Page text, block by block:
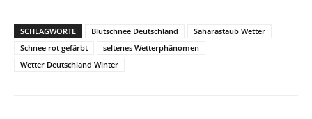
SCHLAGWORTE Blutschnee Deutschland
Saharastaub Wetter
Schnee rot gefärbt
seltenes Wetterphänomen
Wetter Deutschland Winter